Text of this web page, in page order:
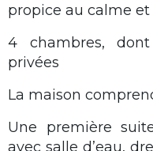
propice au calme
4 chambres,
privées
La maison
Une première
avec salle d’eau,